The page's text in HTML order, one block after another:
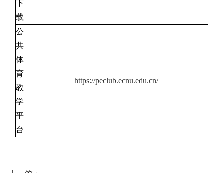
下
载
公
共
体
育
教
学
平
台
https://peclub.ecnu.edu.cn/